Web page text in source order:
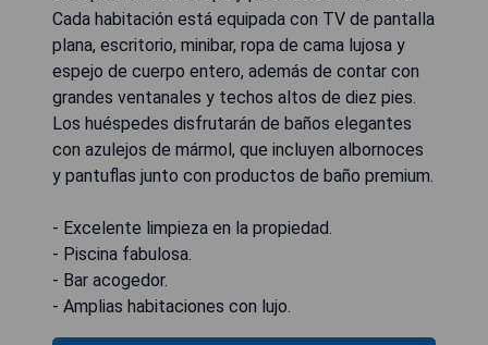
Cada habitación está equipada con TV de pantalla
plana, escritorio, minibar, ropa de cama lujosa y
espejo de cuerpo entero, además de contar con
grandes ventanales y techos altos de diez pies.
Los huéspedes disfrutarán de baños elegantes
con azulejos de mármol, que incluyen albornoces
y pantuflas junto con productos de baño premium.
- Excelente limpieza en la propiedad.
- Piscina fabulosa.
- Bar acogedor.
- Amplias habitaciones con lujo.